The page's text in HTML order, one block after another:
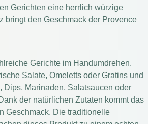
Gerichten eine herrlich würzige
bringt den Geschmack der Provence
Gerichte im Handumdrehen.
Salate, Omeletts oder Gratins und
Dips, Marinaden, Salatsaucen oder
der natürlichen Zutaten kommt das
Geschmack. Die traditionelle